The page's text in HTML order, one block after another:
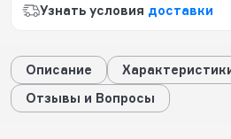
Узнать условия доставки
Описание
Отзывы и Вопросы